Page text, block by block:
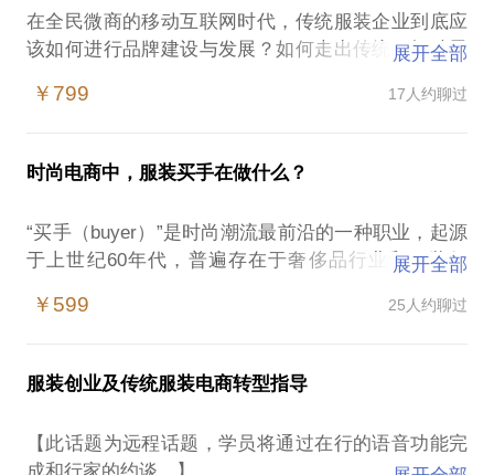
立于2006-2008年。写这样一段小小的经历，是想分
享我的创业心得：在创业的路上，积极的人看到的是
机会，保守的人看到的是风险。
严重冲击。如果你选择服装行业进行创业，互联网是
些资源支撑起你的服装项目？需要规避哪些风险？如
何进行人员配置？我可以与你一起分享我的创业经
如何在红海中理性分析市场、竞争对手，找到属于自
如何打造吸引眼球的视觉页面、提升转化率；
会、聚美优品、麦考林、当当、凡客V+等平台的客
在全民微商的移动互联网时代，传统服装企业到底应
该如何进行品牌建设与发展？如何走出传统、打破思
10年从事线下服装品牌市场、商品管理工作的经验，
品牌总经理，进行全盘商品企划、品牌运营、形象指
导，并兼任主品牌的商品、生产总监。2015年回归深
（WELLFAIR）”移动互联网端项目。我认为，传统服
装品牌思考的重点不是互联网，而是回归商业本质，
必须明确客户的需求是什么、正在发生着怎样的变化
分享多年的经验心得，与你一起聊聊：
移动互联网端的趋势与影响；
如何按照消费者的需求改造线上线下购物流程；
展开全部
￥799 17人约聊过
时尚电商中，服装买手在做什么？
“买手（buyer）”是时尚潮流最前沿的一种职业，起源
于上世纪60年代，普遍存在于奢侈品行业和服装行
一个陌生的词语，随着中国服装时尚产业的发展，时
后的灵魂人物。
近年来电商迅猛发展，服装成为网购的第一大类目商
对品质生活的不断追求，买手制也开始和电商融合。
展开全部
￥599 25人约聊过
服装创业及传统服装电商转型指导
【此话题为远程话题，学员将通过在行的语音功能完